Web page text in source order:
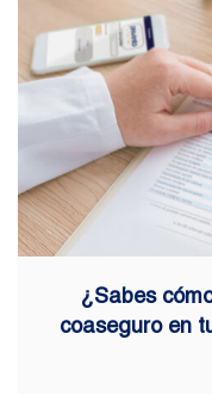
¿Sabes
coaseguro en